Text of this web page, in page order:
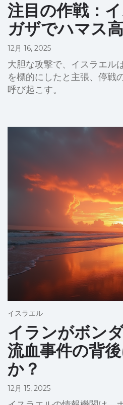
注目の作戦：
ガザでハマス
12月 16, 2025
大胆な攻撃で、イスラエル
を標的にしたと主張、停戦
呼び起こす。
イスラエル
イランがボン
流血事件の背
か？
12月 15, 2025